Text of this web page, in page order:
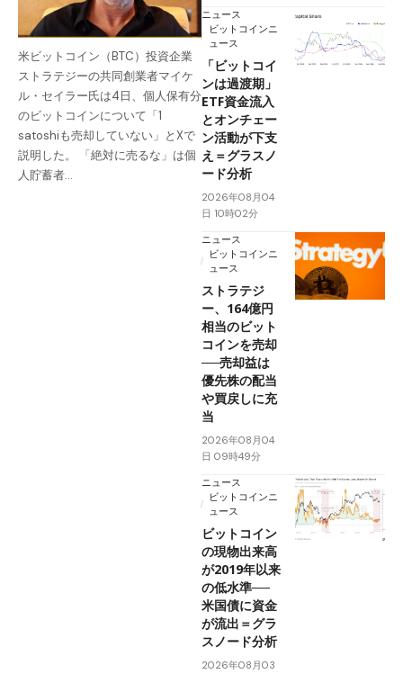
米ビットコイン（BTC）投資企業
ストラテジーの共同創業者マイケ
ル・セイラー氏は4日、個人保有分
のビットコインについて「1
satoshiも売却していない」とXで
説明した。 「絶対に売るな」は個
人貯蓄者…
ニュース
ビットコインニ
ュース
「ビットコイ
ンは過渡期」
ETF資金流入
とオンチェー
ン活動が下支
え＝グラスノ
ード分析
2026年08月04
日 10時02分
ニュース
ビットコインニ
ュース
ストラテジ
ー、164億円
相当のビット
コインを売却
──売却益は
優先株の配当
や買戻しに充
当
2026年08月04
日 09時49分
ニュース
ビットコインニ
ュース
ビットコイン
の現物出来高
が2019年以来
の低水準──
米国債に資金
が流出＝グラ
スノード分析
2026年08月03